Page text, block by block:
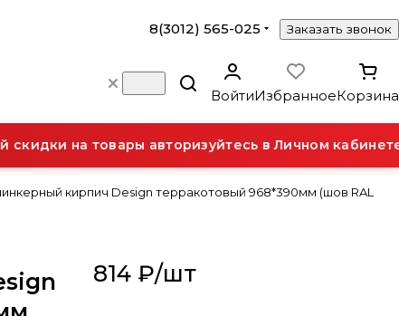
8(3012) 565-025 Заказать звонок
ВойтиИзбранноеКорзина
на товары авторизуйтесь в Личном кабинете.
кирпич Design терракотовый 968*390мм (шов RAL
814 ₽/шт